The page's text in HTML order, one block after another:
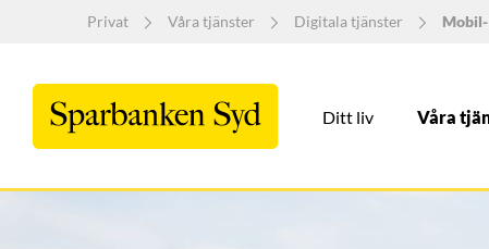
Privat Våra tjänster Digitala tjänster
Ditt liv Våra